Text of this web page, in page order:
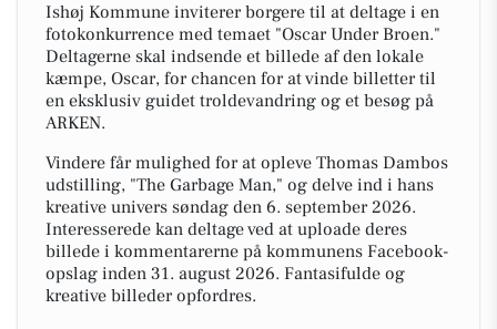
Ishøj Kommune inviterer borgere til at deltage i en
fotokonkurrence med temaet "Oscar Under Broen."
Deltagerne skal indsende et billede af den lokale
kæmpe, Oscar, for chancen for at vinde billetter til
en eksklusiv guidet troldevandring og et besøg på
ARKEN.
Vindere får mulighed for at opleve Thomas Dambos
udstilling, "The Garbage Man," og delve ind i hans
kreative univers søndag den 6. september 2026.
Interesserede kan deltage ved at uploade deres
billede i kommentarerne på kommunens Facebook-
opslag inden 31. august 2026. Fantasifulde og
kreative billeder opfordres.